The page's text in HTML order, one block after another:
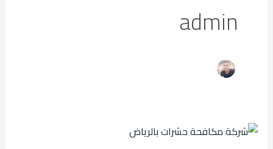
admin
شركة